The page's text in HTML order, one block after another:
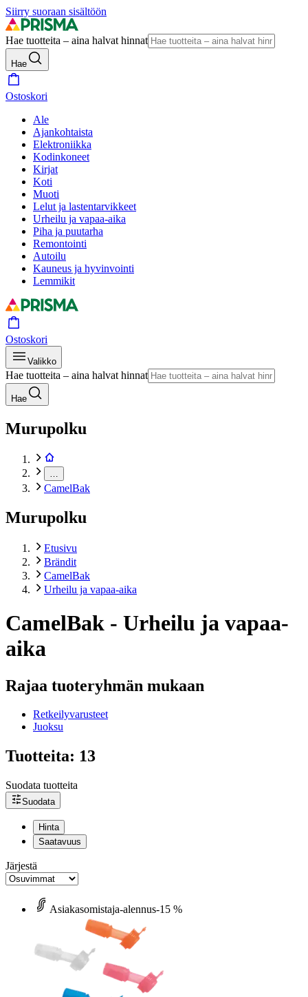
Siirry suoraan sisältöön
Hae tuotteita – aina halvat hinnat
Hae
Ostoskori
Ale
Ajankohtaista
Elektroniikka
Kodinkoneet
Kirjat
Koti
Muoti
Lelut ja lastentarvikkeet
Urheilu ja vapaa-aika
Piha ja puutarha
Remontointi
Autoilu
Kauneus ja hyvinvointi
Lemmikit
Ostoskori
Valikko
Hae tuotteita – aina halvat hinnat
Hae
Murupolku
CamelBak
Murupolku
Etusivu
Brändit
CamelBak
Urheilu ja vapaa-aika
CamelBak - Urheilu ja vapaa-
aika
Rajaa tuoteryhmän mukaan
Retkeilyvarusteet
Juoksu
Tuotteita: 13
Suodata tuotteita
Suodata
Hinta
Saatavuus
Järjestä
Asiakasomistaja-alennus-15 %